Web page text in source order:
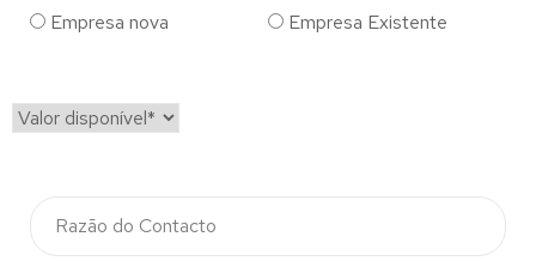
Empresa nova
Empresa Existente